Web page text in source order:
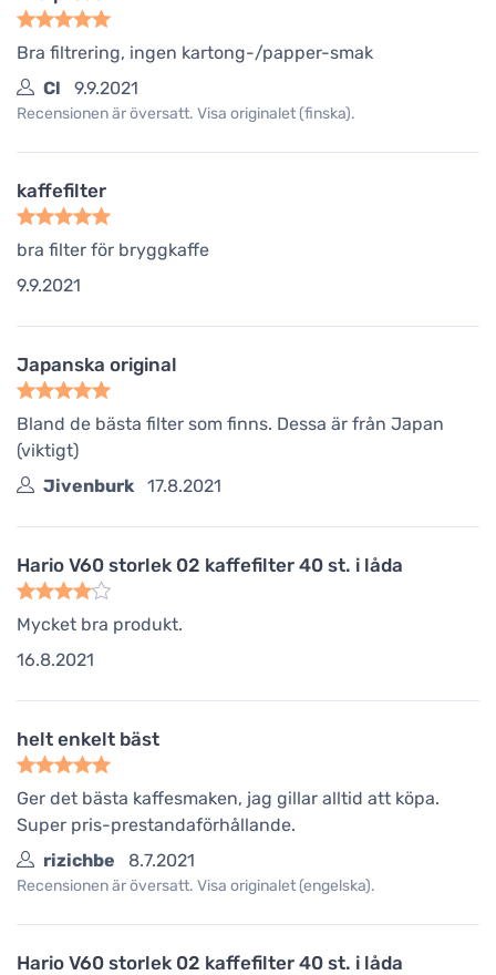
Bra filtrering, ingen kartong-/papper-smak
Cl
9.9.2021
Recensionen är översatt. Visa originalet (finska).
kaffefilter
bra filter för bryggkaffe
9.9.2021
Japanska original
Bland de bästa filter som finns. Dessa är från Japan
(viktigt)
Jivenburk
17.8.2021
Hario V60 storlek 02 kaffefilter 40 st. i låda
Mycket bra produkt.
16.8.2021
helt enkelt bäst
Ger det bästa kaffesmaken, jag gillar alltid att köpa.
Super pris-prestandaförhållande.
rizichbe
8.7.2021
Recensionen är översatt. Visa originalet (engelska).
Hario V60 storlek 02 kaffefilter 40 st. i låda